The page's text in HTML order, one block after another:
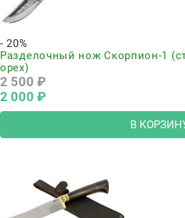
- 20%
Разделочный нож Скорпион-1
орех)
2 500 ₽
2 000 ₽
В